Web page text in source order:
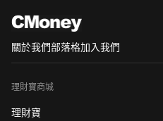
關於我們部落格加入我們
理財寶商城
理財寶